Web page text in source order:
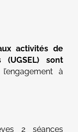
activités de
(UGSEL) sont
à
2 séances